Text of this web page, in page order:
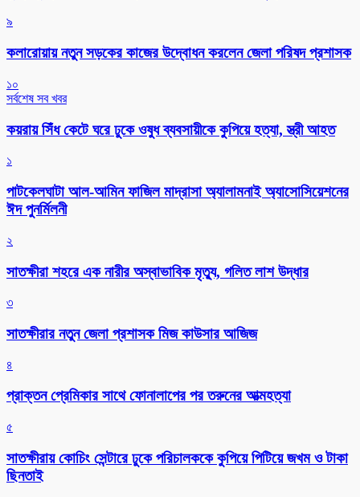
৯
কলারোয়ায় নতুন সড়কের কাজের উদ্বোধন করলেন জেলা পরিষদ প্রশাসক
১০
সর্বশেষ সব খবর
কয়রায় সিঁধ কেটে ঘরে ঢুকে ওষুধ ব্যবসায়ীকে কুপিয়ে হত্যা, স্ত্রী আহত
১
পাটকেলঘাটা আল-আমিন ফাজিল মাদ্রাসা অ্যালামনাই অ্যাসোসিয়েশনের
ঈদ পুনর্মিলনী
২
সাতক্ষীরা শহরে এক নারীর অস্বাভাবিক মৃত্যু, গলিত লাশ উদ্ধার
৩
সাতক্ষীরার নতুন জেলা প্রশাসক মিজ কাউসার আজিজ
৪
প্রাক্তন প্রেমিকার সাথে ফোনালাপের পর তরুনের আত্মহত্যা
৫
সাতক্ষীরায় কোচিং সেন্টারে ঢুকে পরিচালককে কুপিয়ে পিটিয়ে জখম ও টাকা
ছিনতাই